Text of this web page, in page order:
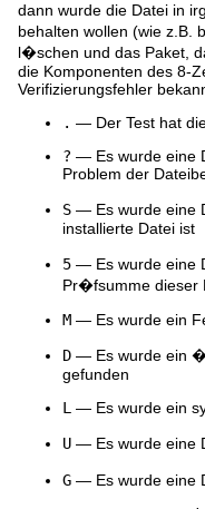
dann wurde die Datei in
behalten wollen (wie z.B.
l�schen und das Paket,
die Komponenten des 8-
Verifizierungsfehler
. — Der Test hat
? — Es wurde eine
Problem der
S — Es wurde eine
installierte Datei ist
5 — Es wurde eine
Pr�fsumme dieser
M — Es wurde ein
D — Es wurde ein
gefunden
L — Es wurde ein
U — Es wurde eine
G — Es wurde eine